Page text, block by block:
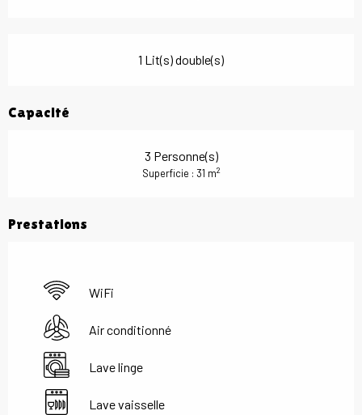
1 Lit(s) double(s)
Capacité
3 Personne(s)
Superficie : 31 m2
Prestations
WiFi
Air conditionné
Lave linge
Lave vaisselle